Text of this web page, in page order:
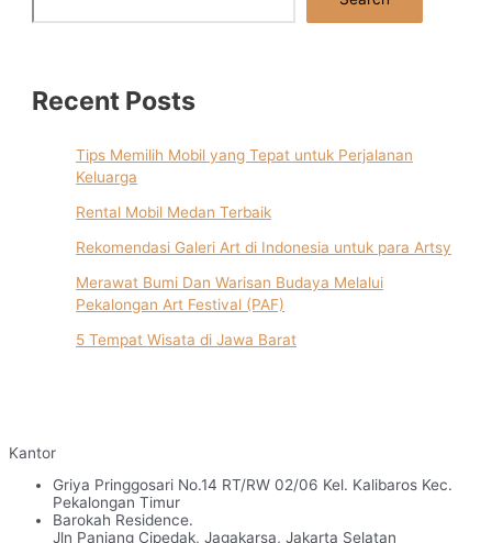
Recent Posts
Tips Memilih Mobil yang Tepat untuk Perjalanan
Keluarga
Rental Mobil Medan Terbaik
Rekomendasi Galeri Art di Indonesia untuk para Artsy
Merawat Bumi Dan Warisan Budaya Melalui
Pekalongan Art Festival (PAF)
5 Tempat Wisata di Jawa Barat
Kantor
Griya Pringgosari No.14 RT/RW 02/06 Kel. Kalibaros Kec.
Pekalongan Timur
Barokah Residence.
Jln Panjang Cipedak, Jagakarsa, Jakarta Selatan